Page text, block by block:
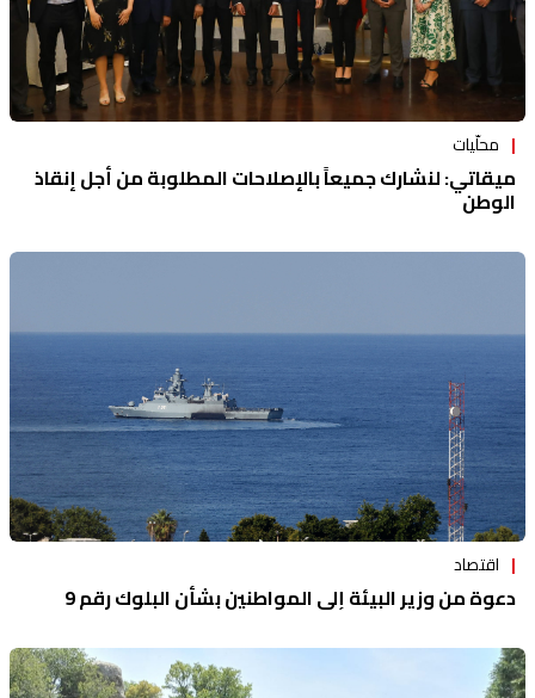
محلّيات
ميقاتي: لنشارك جميعاً بالإصلاحات المطلوبة من أجل إنقاذ
الوطن
اقتصاد
دعوة من وزير البيئة إلى المواطنين بشأن البلوك رقم 9